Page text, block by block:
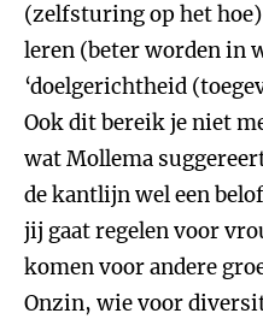
(zelfsturing op het
leren (beter worden in
‘doelgerichtheid
Ook dit bereik je niet
wat Mollema
de kantlijn wel een
jij gaat regelen voor
komen voor andere
Onzin, wie voor